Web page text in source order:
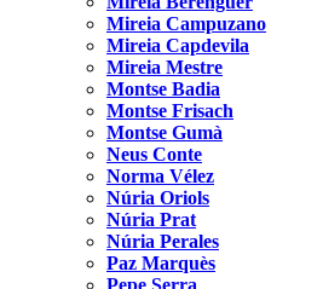
Mireia Campuzano
Mireia Capdevila
Mireia Mestre
Montse Badia
Montse Frisach
Montse Gumà
Neus Conte
Norma Vélez
Núria Oriols
Núria Prat
Núria Perales
Paz Marquès